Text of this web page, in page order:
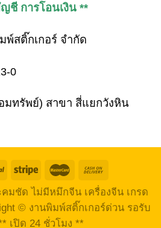
ชี การโอนเงิน **
สติ๊กเกอร์ จำกัด
0
มทรัพย์) สาขา สี่แยกวังหิน
มชัด ไม่มีหมึกจีน เครื่องจีน เกรด
© งานพิมพ์สติ๊กเกอร์ด่วน รอรับ
เปิด 24 ชั่วโมง **